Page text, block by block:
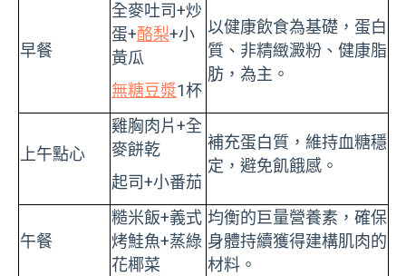
早餐
全麥吐司+炒
蛋+酪梨+小
黃瓜
無糖豆漿1杯
以健康飲食為基礎，蛋白
質、非精緻澱粉、健康脂
肪，為主。
上午點心
雞胸肉片+全
麥餅乾
起司+小番茄
補充蛋白質，維持血糖穩
定，避免飢餓感。
午餐
糙米飯+義式
烤鮭魚+蒸綠
花椰菜
均衡的巨量營養素，確保
身體持續獲得建構肌肉的
材料。